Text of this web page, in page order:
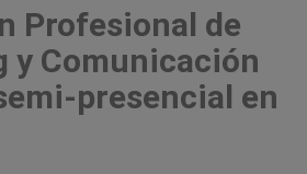
Profesional de
y Comunicación
presencial en